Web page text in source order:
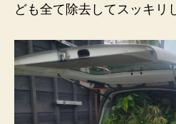
ども全て除去してスッキリ